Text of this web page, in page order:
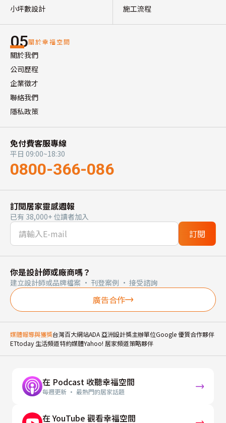
小坪數設計
施工流程
05關於幸福空間
關於我們
公司歷程
企業徵才
聯絡我們
隱私政策
免付費客服專線
平日 09:00~18:30
0800-366-086
訂閱居家靈感週報
已有 38,000+ 位讀者加入
訂閱
你是設計師或廠商嗎？
建立設計師或品牌檔案 · 刊登案例 · 接受諮詢
廣告合作
媒體報導與獲獎台灣百大網站ADA 亞洲設計獎主辦單位Google 優質合作夥伴
ETtoday 生活頻道特約媒體Yahoo! 居家頻道策略夥伴
在 Podcast 收聽幸福空間
每週更新 · 最熱門的居家話題
在 YouTube 觀看幸福空間